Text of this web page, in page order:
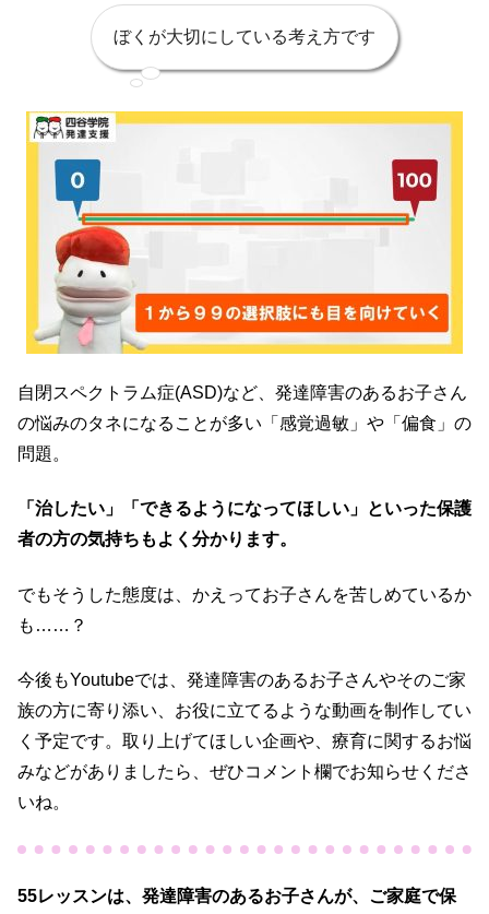
ぼくが大切にしている考え方です
自閉スペクトラム症(ASD)など、発達障害のあるお子さん
の悩みのタネになることが多い「感覚過敏」や「偏食」の
問題。
「治したい」「できるようになってほしい」といった保護
者の方の気持ちもよく分かります。
でもそうした態度は、かえってお子さんを苦しめているか
も……？
今後もYoutubeでは、発達障害のあるお子さんやそのご家
族の方に寄り添い、お役に立てるような動画を制作してい
く予定です。取り上げてほしい企画や、療育に関するお悩
みなどがありましたら、ぜひコメント欄でお知らせくださ
いね。
55レッスンは、発達障害のあるお子さんが、ご家庭で保